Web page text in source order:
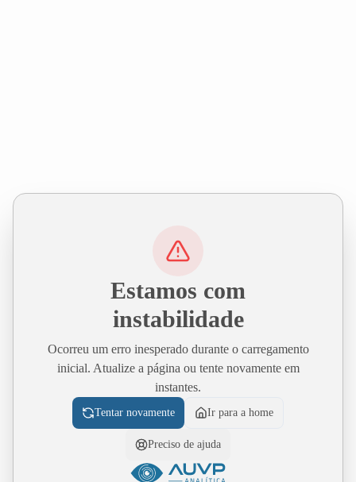
Estamos com
instabilidade
Ocorreu um erro inesperado durante o carregamento
inicial. Atualize a página ou tente novamente em
instantes.
Tentar novamente Ir para a home
Preciso de ajuda